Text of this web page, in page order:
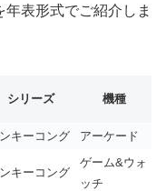
表形式でご紹介しま
シリーズ 機種
ンキーコング アーケード
ンキーコング
ゲーム&ウォ
ッチ